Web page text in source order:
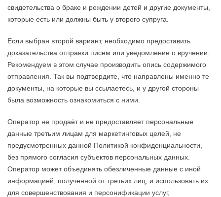
свидетельства о браке и рождении детей и другие документы,
которые есть или должны быть у второго супруга.
Если выбран второй вариант, необходимо предоставить
доказательства отправки писем или уведомление о вручении.
Рекомендуем в этом случае производить опись содержимого
отправления. Так вы подтвердите, что направлены именно те
документы, на которые вы ссылаетесь, и у другой стороны
была возможность ознакомиться с ними.
Оператор не продаёт и не предоставляет персональные
данные третьим лицам для маркетинговых целей, не
предусмотренных данной Политикой конфиденциальности,
без прямого согласия субъектов персональных данных.
Оператор может объединять обезличенные данные с иной
информацией, полученной от третьих лиц, и использовать их
для совершенствования и персонификации услуг,